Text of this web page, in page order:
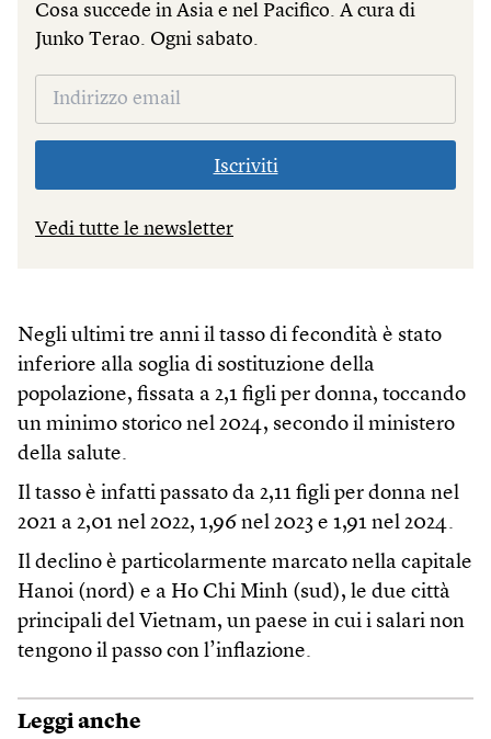
Cosa succede in Asia e nel Pacifico. A cura di
Junko Terao. Ogni sabato.
Iscriviti
Vedi tutte le newsletter
Negli ultimi tre anni il tasso di fecondità è stato
inferiore alla soglia di sostituzione della
popolazione, fissata a 2,1 figli per donna, toccando
un minimo storico nel 2024, secondo il ministero
della salute.
Il tasso è infatti passato da 2,11 figli per donna nel
2021 a 2,01 nel 2022, 1,96 nel 2023 e 1,91 nel 2024.
Il declino è particolarmente marcato nella capitale
Hanoi (nord) e a Ho Chi Minh (sud), le due città
principali del Vietnam, un paese in cui i salari non
tengono il passo con l’inflazione.
Leggi anche